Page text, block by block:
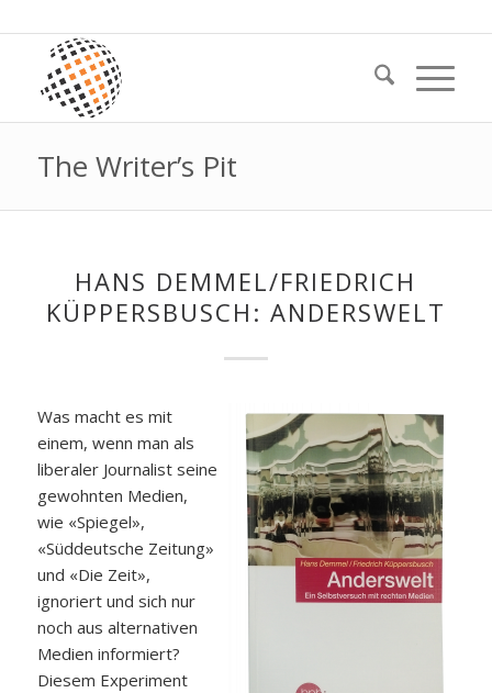
The Writer’s Pit
HANS DEMMEL/FRIEDRICH
KÜPPERSBUSCH: ANDERSWELT
Was macht es mit
einem, wenn man als
liberaler Journalist seine
gewohnten Medien,
wie «Spiegel»,
«Süddeutsche Zeitung»
und «Die Zeit»,
ignoriert und sich nur
noch aus alternativen
Medien informiert?
Diesem Experiment